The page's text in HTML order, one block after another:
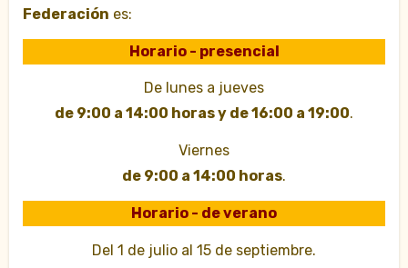
Federación es:
Horario - presencial
De lunes a jueves
de 9:00 a 14:00 horas y de 16:00 a 19:00.
Viernes
de 9:00 a 14:00 horas.
Horario - de verano
Del 1 de julio al 15 de septiembre.